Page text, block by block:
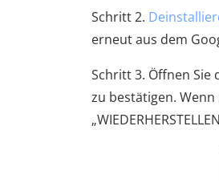
Schritt 2.
erneut aus dem
Schritt 3. Öffnen Sie
zu bestätigen.